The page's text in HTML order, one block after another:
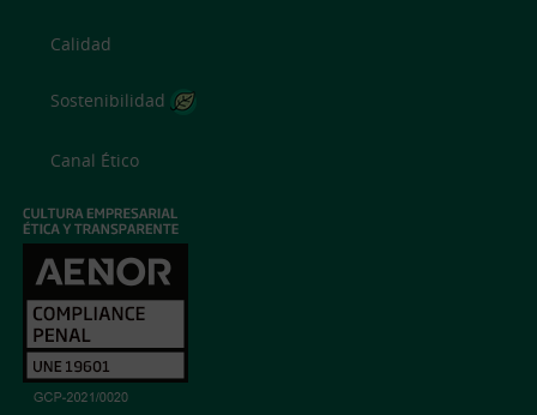
Calidad
Sostenibilidad
Canal Ético